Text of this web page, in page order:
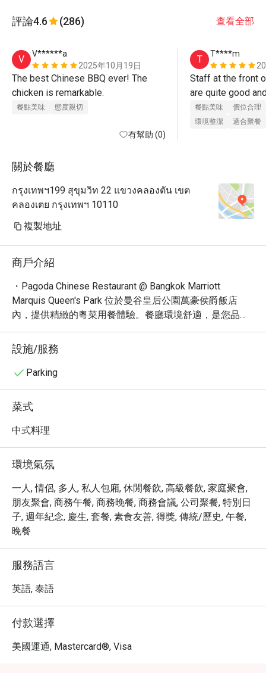
評論4.6 (286) 查看全部
V
V******a
2025年10月19日
The best Chinese BBQ ever! The
chicken is remarkable.
餐點美味 態度親切
有幫助 (0)
T
T****m
Staff at the front
are quite good
welcome (Cee
staff who take
餐點美味
價位合理
環境整潔
適合聚餐
關於餐廳
กรุงเทพฯ199 สุขุมวิท 22 แขวงคลองตัน เขต
คลองเตย กรุงเทพฯ 10110
複製地址
商戶介紹
・Pagoda Chinese Restaurant @ Bangkok Marriott
Marquis Queen's Park 位於曼谷皇后公園萬豪侯爵飯店
內，提供精緻的粵菜用餐體驗。餐廳環境舒適，是您品嚐
道地粵菜的最佳選擇。
・這裡以精湛的廚藝和優質的食材聞名，供應各式經典粵
菜佳餚。千萬別錯過馳名的北京烤鴨、鮮美的海鮮料理，
以及精緻的港式點心，每一道菜都讓人回味無窮。餐廳擁
・立即透過 Eatigo 預訂 Pagoda Chinese Restaurant @
Bangkok Marriott Marquis Queen's Park，即可享受高達 5
折的獨家優惠！
設施/服務
Parking
菜式
中式料理
環境氣氛
一人, 情侶, 多人, 私人包廂, 休閒餐飲, 高級餐飲, 家庭聚會,
朋友聚會, 商務午餐, 商務晚餐, 商務會議, 公司聚餐, 特別日
子, 週年紀念, 慶生, 套餐, 素食友善, 得獎, 傳統/歷史, 午餐,
晚餐
服務語言
英語, 泰語
付款選擇
美國運通, Mastercard®, Visa